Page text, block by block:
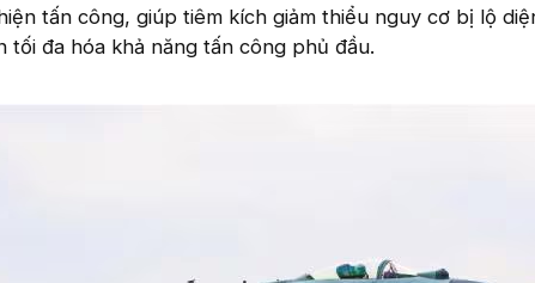
tấn công, giúp tiêm kích giảm thiểu nguy cơ bị lộ
tối đa hóa khả năng tấn công phủ đầu.